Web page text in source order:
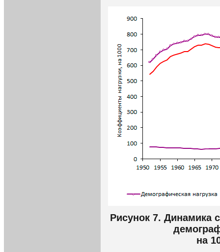
Рисунок 7. Динамика
на